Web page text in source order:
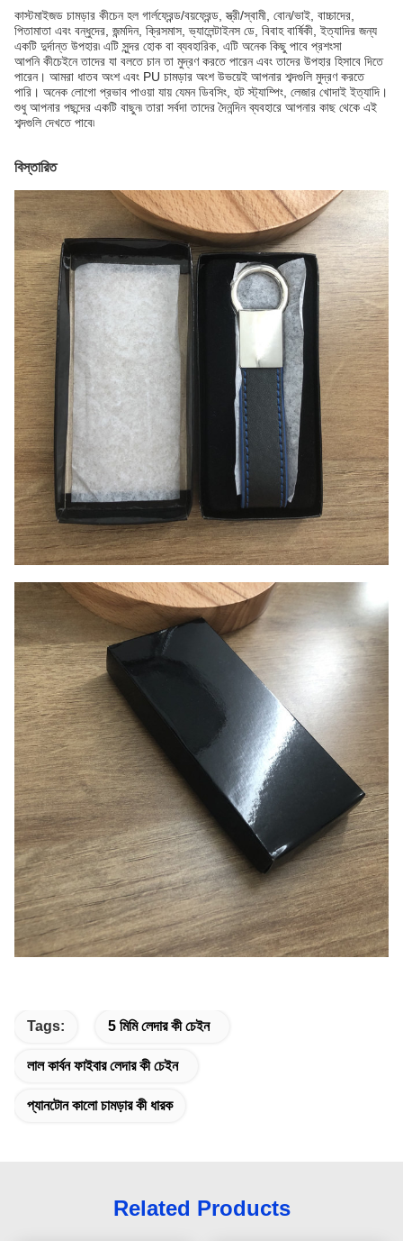
কাস্টমাইজড চামড়ার কীচেন হল গার্লফ্রেন্ড/বয়ফ্রেন্ড, স্ত্রী/স্বামী, বোন/ভাই, বাচ্চাদের,
পিতামাতা এবং বন্ধুদের, জন্মদিন, ক্রিসমাস, ভ্যালেন্টাইনস ডে, বিবাহ বার্ষিকী, ইত্যাদির জন্য
একটি দুর্দান্ত উপহার৷ এটি সুন্দর হোক বা ব্যবহারিক, এটি অনেক কিছু পাবে প্রশংসা
আপনি কীচেইনে তাদের যা বলতে চান তা মুদ্রণ করতে পারেন এবং তাদের উপহার হিসাবে দিতে
পারেন। আমরা ধাতব অংশ এবং PU চামড়ার অংশ উভয়েই আপনার শব্দগুলি মুদ্রণ করতে
পারি। অনেক লোগো প্রভাব পাওয়া যায় যেমন ডিবসিং, হট স্ট্যাম্পিং, লেজার খোদাই ইত্যাদি।
শুধু আপনার পছন্দের একটি বাছুন৷ তারা সর্বদা তাদের দৈনন্দিন ব্যবহারে আপনার কাছ থেকে এই
শব্দগুলি দেখতে পাবে৷
বিস্তারিত
Tags: 5 মিমি লেদার কী চেইন
লাল কার্বন ফাইবার লেদার কী চেইন
প্যানটোন কালো চামড়ার কী ধারক
Related Products